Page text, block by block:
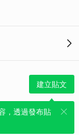
建立貼文
，透過發布貼